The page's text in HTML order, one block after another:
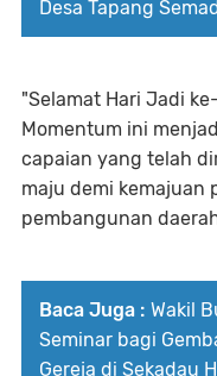
Desa Tapang
"Selamat Hari Jadi
Momentum ini
capaian yang telah
maju demi kemajuan
pembangunan
Baca Juga : Wakil
Seminar bagi
Gereja di Sekadau